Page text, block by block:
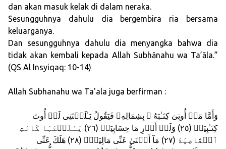
dan akan masuk kelak di dalam neraka.
Sesungguhnya dahulu dia bergembira ria bersama
keluarganya.
Dan sesungguhnya dahulu dia menyangka bahwa dia
tidak akan kembali kepada Allah Subhānahu wa Ta’āla.”
(QS Al Insyiqaq: 10-14)
Allah Subhanahu wa Ta'ala juga berfirman :
وَأَمَّا مَنۡ أُوتِىَ كِتَـٰبَهُ ۥ بِشِمَالِهِۦ فَيَقُولُ يَـٰلَيۡتَنِى لَمۡ أُوتَ
كِتَـٰبِيَهۡ (٢٥) وَلَمۡ أَدۡرِ مَا حِسَابِيَهۡ (٢٦) يَـٰلَيۡتَہَا كَانَتِ
ٱلۡقَاضِيَةَ (٢٧) مَآ أَغۡنَىٰ عَنِّى مَالِيَهۡۜ (٢٨) هَلَكَ عَنِّى